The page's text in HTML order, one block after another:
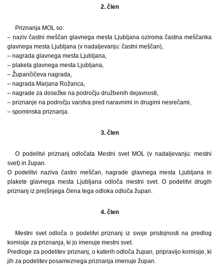
2. člen
Priznanja MOL so:
– naziv častni meščan glavnega mesta Ljubljana oziroma častna meščanka
glavnega mesta Ljubljana (v nadaljevanju: častni meščan),
– nagrada glavnega mesta Ljubljana,
– plaketa glavnega mesta Ljubljana,
– Župančičeva nagrada,
– nagrada Marjana Rožanca,
– nagrade za dosežke na področju družbenih dejavnosti,
– priznanje na področju varstva pred naravnimi in drugimi nesrečami,
– spominska priznanja.
3. člen
O podelitvi priznanj odločata Mestni svet MOL (v nadaljevanju: mestni
svet) in župan.
O podelitvi naziva častni meščan, nagrade glavnega mesta Ljubljana in
plakete glavnega mesta Ljubljana odloča mestni svet. O podelitvi drugih
priznanj iz prejšnjega člena tega odloka odloča župan.
4. člen
Mestni svet odloča o podelitvi priznanj iz svoje pristojnosti na predlog
komisije za priznanja, ki jo imenuje mestni svet.
Predloge za podelitev priznanj, o katerih odloča župan, pripravijo komisije, ki
jih za podelitev posameznega priznanja imenuje župan.